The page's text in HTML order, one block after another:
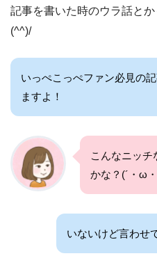
記事を書いた時のウラ話と
(^^)/
いっぺこっぺファン必見の
ますよ！
こんなニッチ
かな？(´・ω
いないけど言わせ